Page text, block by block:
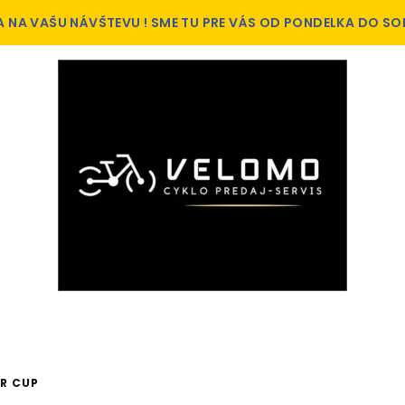
NA VAŠU NÁVŠTEVU ! SME TU PRE VÁS OD PONDELKA DO
CUP